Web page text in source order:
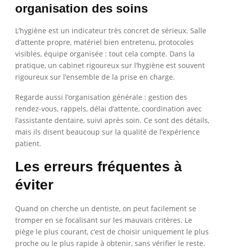
organisation des soins
L’hygiène est un indicateur très concret de sérieux. Salle
d’attente propre, matériel bien entretenu, protocoles
visibles, équipe organisée : tout cela compte. Dans la
pratique, un cabinet rigoureux sur l’hygiène est souvent
rigoureux sur l’ensemble de la prise en charge.
Regarde aussi l’organisation générale : gestion des
rendez-vous, rappels, délai d’attente, coordination avec
l’assistante dentaire, suivi après soin. Ce sont des détails,
mais ils disent beaucoup sur la qualité de l’expérience
patient.
Les erreurs fréquentes à
éviter
Quand on cherche un dentiste, on peut facilement se
tromper en se focalisant sur les mauvais critères. Le
piège le plus courant, c’est de choisir uniquement le plus
proche ou le plus rapide à obtenir, sans vérifier le reste.